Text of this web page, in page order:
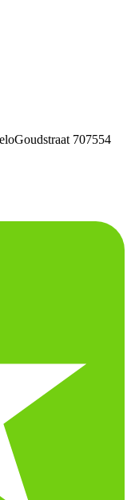
Goudstraat 707554